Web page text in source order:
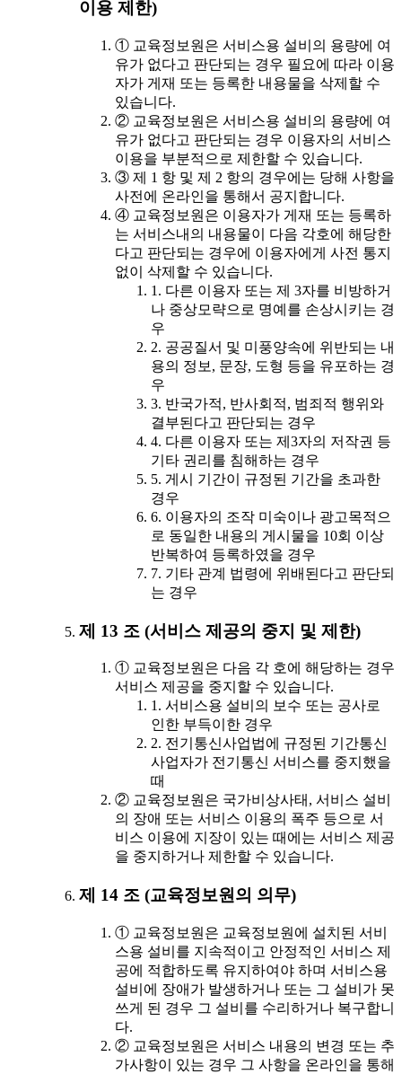
이용 제한)
① 교육정보원은 서비스용 설비의 용량에 여
유가 없다고 판단되는 경우 필요에 따라 이용
자가 게재 또는 등록한 내용물을 삭제할 수
있습니다.
② 교육정보원은 서비스용 설비의 용량에 여
유가 없다고 판단되는 경우 이용자의 서비스
이용을 부분적으로 제한할 수 있습니다.
③ 제 1 항 및 제 2 항의 경우에는 당해 사항을
사전에 온라인을 통해서 공지합니다.
④ 교육정보원은 이용자가 게재 또는 등록하
는 서비스내의 내용물이 다음 각호에 해당한
다고 판단되는 경우에 이용자에게 사전 통지
없이 삭제할 수 있습니다.
1. 다른 이용자 또는 제 3자를 비방하거
나 중상모략으로 명예를 손상시키는 경
우
2. 공공질서 및 미풍양속에 위반되는 내
용의 정보, 문장, 도형 등을 유포하는 경
우
3. 반국가적, 반사회적, 범죄적 행위와
결부된다고 판단되는 경우
4. 다른 이용자 또는 제3자의 저작권 등
기타 권리를 침해하는 경우
5. 게시 기간이 규정된 기간을 초과한
경우
6. 이용자의 조작 미숙이나 광고목적으
로 동일한 내용의 게시물을 10회 이상
반복하여 등록하였을 경우
7. 기타 관계 법령에 위배된다고 판단되
는 경우
제 13 조 (서비스 제공의 중지 및 제한)
① 교육정보원은 다음 각 호에 해당하는 경우
서비스 제공을 중지할 수 있습니다.
1. 서비스용 설비의 보수 또는 공사로
인한 부득이한 경우
2. 전기통신사업법에 규정된 기간통신
사업자가 전기통신 서비스를 중지했을
때
② 교육정보원은 국가비상사태, 서비스 설비
의 장애 또는 서비스 이용의 폭주 등으로 서
비스 이용에 지장이 있는 때에는 서비스 제공
을 중지하거나 제한할 수 있습니다.
제 14 조 (교육정보원의 의무)
① 교육정보원은 교육정보원에 설치된 서비
스용 설비를 지속적이고 안정적인 서비스 제
공에 적합하도록 유지하여야 하며 서비스용
설비에 장애가 발생하거나 또는 그 설비가 못
쓰게 된 경우 그 설비를 수리하거나 복구합니
다.
② 교육정보원은 서비스 내용의 변경 또는 추
가사항이 있는 경우 그 사항을 온라인을 통해